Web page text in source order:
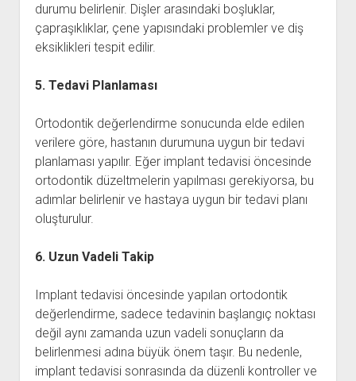
durumu belirlenir. Dişler arasındaki boşluklar,
çapraşıklıklar, çene yapısındaki problemler ve diş
eksiklikleri tespit edilir.
5. Tedavi Planlaması
Ortodontik değerlendirme sonucunda elde edilen
verilere göre, hastanın durumuna uygun bir tedavi
planlaması yapılır. Eğer implant tedavisi öncesinde
ortodontik düzeltmelerin yapılması gerekiyorsa, bu
adımlar belirlenir ve hastaya uygun bir tedavi planı
oluşturulur.
6. Uzun Vadeli Takip
Implant tedavisi öncesinde yapılan ortodontik
değerlendirme, sadece tedavinin başlangıç noktası
değil aynı zamanda uzun vadeli sonuçların da
belirlenmesi adına büyük önem taşır. Bu nedenle,
implant tedavisi sonrasında da düzenli kontroller ve